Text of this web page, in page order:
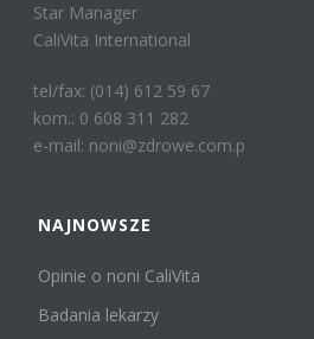
Star Manager
CaliVita International
tel/fax: (014) 612 59 67
kom.: 0 608 311 282
e-mail: noni@zdrowe.com.p
NAJNOWSZE
Opinie o noni CaliVita
Badania lekarzy